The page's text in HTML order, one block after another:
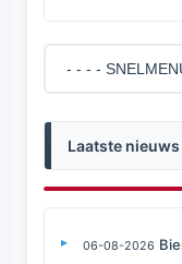
Laatste nieuws
06-08-2026